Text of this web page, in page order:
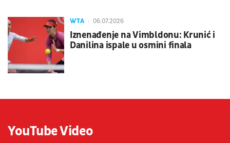
WTA 06.07.2026
Iznenađenje na Vimbldonu: Krunić i
Danilina ispale u osmini finala
YouTube Video